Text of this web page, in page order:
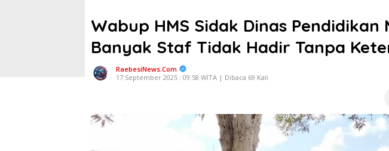
Wabup HMS Sidak Dinas Pendidikan
Banyak Staf Tidak Hadir Tanpa
RaebesiNews.Com
17 September 2025 : 09:58 WITA | Dibaca 69 Kali